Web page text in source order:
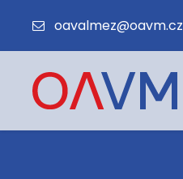
oavalmez@oavm.cz